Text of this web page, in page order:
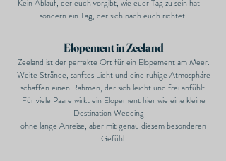
Kein Ablauf, der euch vorgibt, wie euer Tag zu sein hat —
sondern ein Tag, der sich nach euch richtet.
Elopement in Zeeland
Zeeland ist der perfekte Ort für ein Elopement am Meer.
Weite Strände, sanftes Licht und eine ruhige Atmosphäre
schaffen einen Rahmen, der sich leicht und frei anfühlt.
Für viele Paare wirkt ein Elopement hier wie eine kleine
Destination Wedding —
ohne lange Anreise, aber mit genau diesem besonderen
Gefühl.